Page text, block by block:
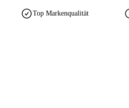
Top Markenqualität